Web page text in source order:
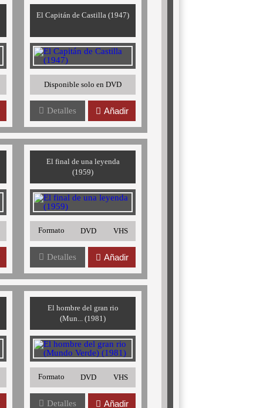
El Capitán de Castilla (1947)
Disponible solo en DVD
Detalles Añadir
El final de una leyenda
(1959)
Formato DVD VHS
Detalles Añadir
El hombre del gran rio
(Mun... (1981)
Formato DVD VHS
Detalles Añadir